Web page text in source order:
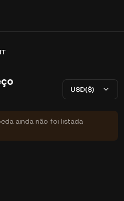
USD($)
ainda não foi listada